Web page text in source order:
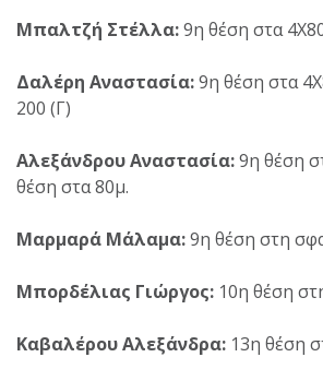
Μπαλτζή Στέλλα:9η θέση στα
Δαλέρη Αναστασία:9η θέση στα
200 (Γ)
Αλεξάνδρου Αναστασία:9η θέση
θέση στα 80μ.
Μαρμαρά Μάλαμα:9η θέση στη
Μπορδέλιας Γιώργος: 10η θέση
Καβαλέρου Αλεξάνδρα: 13η θέση